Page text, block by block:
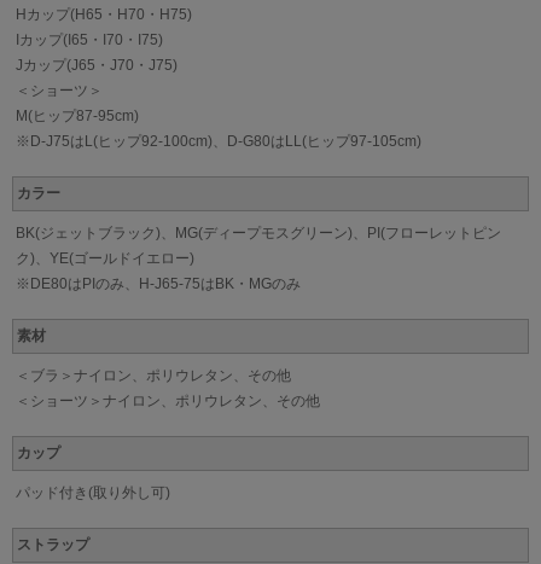
Hカップ(H65・H70・H75)
Iカップ(I65・I70・I75)
Jカップ(J65・J70・J75)
＜ショーツ＞
M(ヒップ87-95cm)
※D-J75はL(ヒップ92-100cm)、D-G80はLL(ヒップ97-105cm)
カラー
BK(ジェットブラック)、MG(ディープモスグリーン)、PI(フローレットピン
ク)、YE(ゴールドイエロー)
※DE80はPIのみ、H-J65-75はBK・MGのみ
素材
＜ブラ＞ナイロン、ポリウレタン、その他
＜ショーツ＞ナイロン、ポリウレタン、その他
カップ
パッド付き(取り外し可)
ストラップ